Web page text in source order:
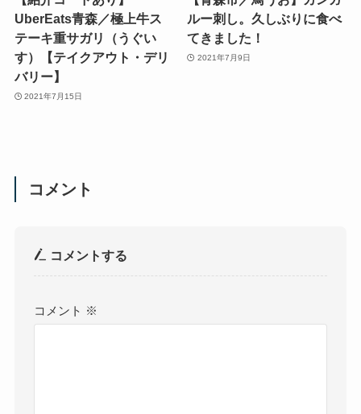
UberEats青森／極上牛ス
テーキ重サガリ（うぐい
す）【テイクアウト・デリ
バリー】
2021年7月15日
ルー刺し。久しぶりに食べ
てきました！
2021年7月9日
コメント
コメントする
コメント ※